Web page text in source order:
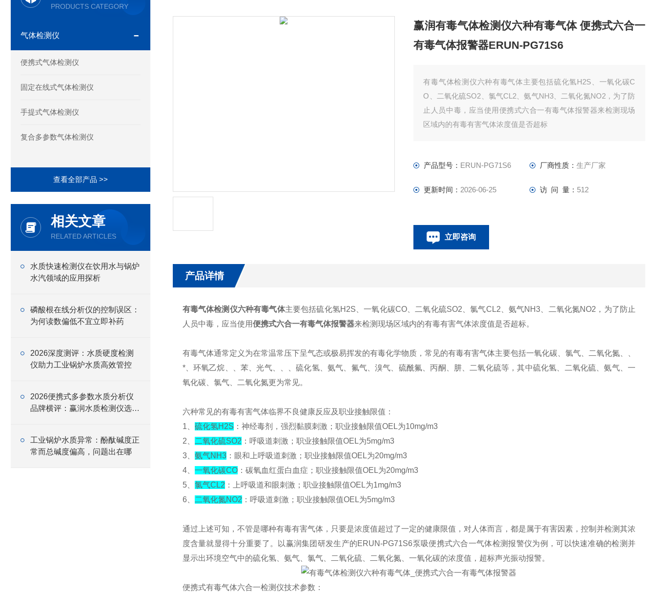
PRODUCTS CATEGORY
气体检测仪
便携式气体检测仪
固定在线式气体检测仪
手提式气体检测仪
复合多参数气体检测仪
查看全部产品 >>
相关文章
RELATED ARTICLES
水质快速检测仪在饮用水与锅炉
水汽领域的应用探析
磷酸根在线分析仪的控制误区：
为何读数偏低不宜立即补药
2026深度测评：水质硬度检测
仪助力工业锅炉水质高效管控
2026便携式多参数水质分析仪
品牌横评：赢润水质检测仪选型
工业锅炉水质异常：酚酞碱度正
常而总碱度偏高，问题出在哪
赢润有毒气体检测仪六种有毒气体 便携式六合一
有毒气体报警器ERUN-PG71S6
有毒气体检测仪六种有毒气体主要包括硫化氢H2S、一氧化碳C
O、二氧化硫SO2、氯气CL2、氨气NH3、二氧化氮NO2，为了防
止人员中毒，应当使用便携式六合一有毒气体报警器来检测现场
区域内的有毒有害气体浓度值是否超标
产品型号： ERUN-PG71S6 厂商性质： 生产厂家
更新时间： 2026-06-25 访 问 量： 512
立即咨询
产品详情
有毒气体检测仪六种有毒气体主要包括硫化氢H2S、一氧化碳CO、二氧化硫SO2、氯气CL2、氨气NH3、二氧化氮NO2，为了防止
人员中毒，应当使用便携式六合一有毒气体报警器来检测现场区域内的有毒有害气体浓度值是否超标。
有毒气体通常定义为在常温常压下呈气态或极易挥发的有毒化学物质，常见的有毒有害气体主要包括一氧化碳、氯气、二氧化氮、、
*、环氧乙烷、、苯、光气、、、硫化氢、氨气、氟气、溴气、硫酰氟、丙酮、肼、二氧化硫等，其中硫化氢、二氧化硫、氨气、一
氧化碳、氯气、二氧化氮更为常见。
六种常见的有毒有害气体临界不良健康反应及职业接触限值 ：
1、 硫化氢H2S ：神经毒剂，强烈黏膜刺激；职业接触限值OEL为10mg/m3
2、
二氧化硫SO2 ：呼吸道刺激；职业接触限值OEL为5mg/m3
3、 氨气NH3：眼和上呼吸道刺激；职业接触限值OEL为20mg/m3
4、 一氧化碳CO：碳氧血红蛋白血症；职业接触限值OEL为20mg/m3
5、 氯气CL2 ：上呼吸道和眼刺激；职业接触限值OEL为1mg/m3
6、
二氧化氮NO2 ：呼吸道刺激；职业接触限值OEL为5mg/m3
通过上述可知，不管是哪种有毒有害气体，只要是浓度值超过了一定的健康限值，对人体而言，都是属于有害因素，控制并检测其浓
度含量就显得十分重要了。以赢润集团研发生产的ERUN-PG71S6泵吸便携式六合一气体检测报警仪为例，可以快速准确的检测并
显示出环境空气中的硫化氢、氨气、氯气、二氧化硫、二氧化氮、一氧化碳的浓度值，超标声光振动报警。
便携式有毒气体六合一检测仪技术参数 ：